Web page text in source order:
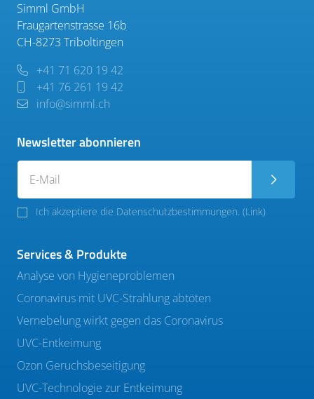
Simml GmbH
Fraugartenstrasse 16b
CH-8273 Triboltingen
+41 71 620 19 42
+41 76 261 19 42
info@simml.ch
Newsletter abonnieren
Ich akzeptiere die Datenschutzbestimmungen. (Link)
Services & Produkte
Analyse von Hygieneproblemen
Coronavirus mit UVC-Strahlung abtöten
Vernebelung wirkt gegen das Coronavirus
UVC-Entkeimung
Ozon Geruchsbeseitigung
UVC-Technologie zur Entkeimung